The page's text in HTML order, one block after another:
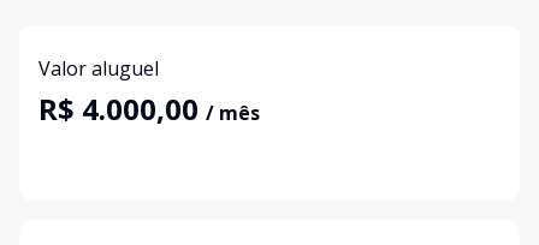
Valor aluguel
R$ 4.000,00 / mês